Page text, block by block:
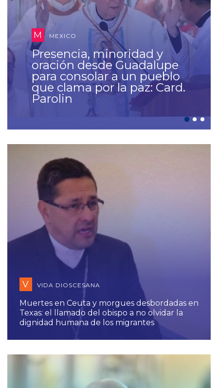
S
Confirma el Vaticano el
anunciado viaje de León
XIV a Sudamérica:
Uruguay, Argentina y Perú
V VIDA DIOSCESANA
Muertes en Ceuta y morgues desbordadas en
Texas: el llamado del obispo a no olvidar la
dignidad humana de los migrantes